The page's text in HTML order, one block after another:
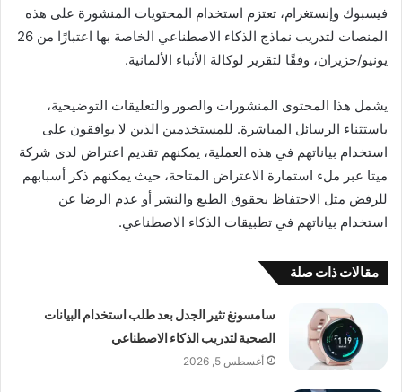
فيسبوك وإنستغرام، تعتزم استخدام المحتويات المنشورة على هذه
المنصات لتدريب نماذج الذكاء الاصطناعي الخاصة بها اعتبارًا من 26
يونيو/حزيران، وفقًا لتقرير لوكالة الأنباء الألمانية.
يشمل هذا المحتوى المنشورات والصور والتعليقات التوضيحية،
باستثناء الرسائل المباشرة. للمستخدمين الذين لا يوافقون على
استخدام بياناتهم في هذه العملية، يمكنهم تقديم اعتراض لدى شركة
ميتا عبر ملء استمارة الاعتراض المتاحة، حيث يمكنهم ذكر أسبابهم
للرفض مثل الاحتفاظ بحقوق الطبع والنشر أو عدم الرضا عن
استخدام بياناتهم في تطبيقات الذكاء الاصطناعي.
مقالات ذات صلة
سامسونغ تثير الجدل بعد طلب استخدام البيانات
الصحية لتدريب الذكاء الاصطناعي
أغسطس 5, 2026